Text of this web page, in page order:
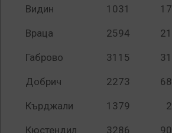
Видин 1031 17
Враца 2594 21
Габрово 3115 31
Добрич 2273 68
Кърджали 1379 2
Кюстендил 3286 90